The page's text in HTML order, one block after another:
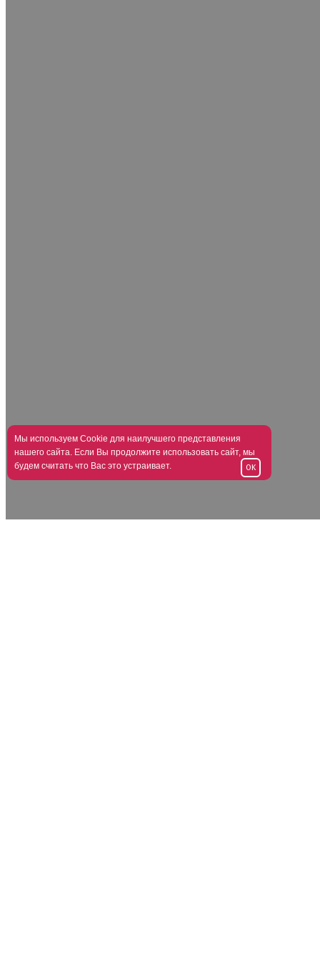
Мы используем Cookie для наилучшего представления
нашего сайта. Если Вы продолжите использовать сайт, мы
будем считать что Вас это устраивает.
OK